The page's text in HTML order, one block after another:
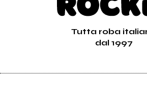
Tutta roba
dal 1997